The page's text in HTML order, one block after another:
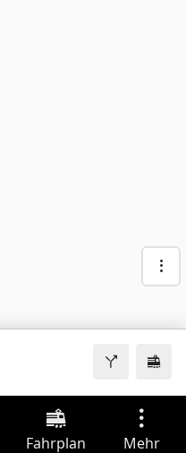
Fahrplan Mehr